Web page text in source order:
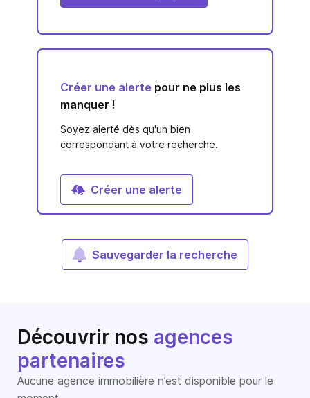
Créer une alerte pour ne plus les
manquer !
Soyez alerté dès qu'un bien
correspondant à votre recherche.
Créer une alerte
Sauvegarder la recherche
Découvrir nos agences
partenaires
Aucune agence immobilière n’est disponible pour le